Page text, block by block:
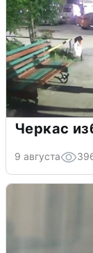
Черкас
9 августа